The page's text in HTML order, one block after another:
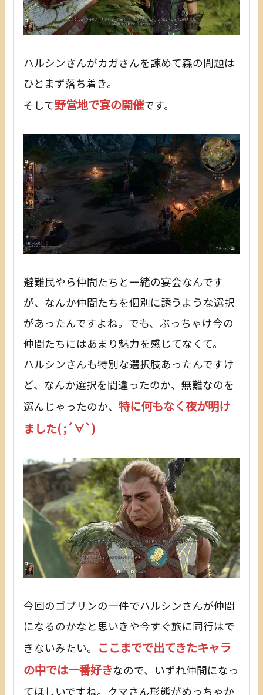
ハルシンさんがカガさんを諫めて森の問題は
ひとまず落ち着き。
そして野営地で宴の開催です。
避難民やら仲間たちと一緒の宴会なんです
が、なんか仲間たちを個別に誘うような選択
があったんですよね。でも、ぶっちゃけ今の
仲間たちにはあまり魅力を感じてなくて。
ハルシンさんも特別な選択肢あったんですけ
ど、なんか選択を間違ったのか、無難なのを
選んじゃったのか、特に何もなく夜が明け
ました( ;´∀`)
今回のゴブリンの一件でハルシンさんが仲間
になるのかなと思いきや今すぐ旅に同行はで
きないみたい。 ここまでで出てきたキャラ
の中では一番好きなので、いずれ仲間になっ
てほしいですね。クマさん形態がめっちゃか